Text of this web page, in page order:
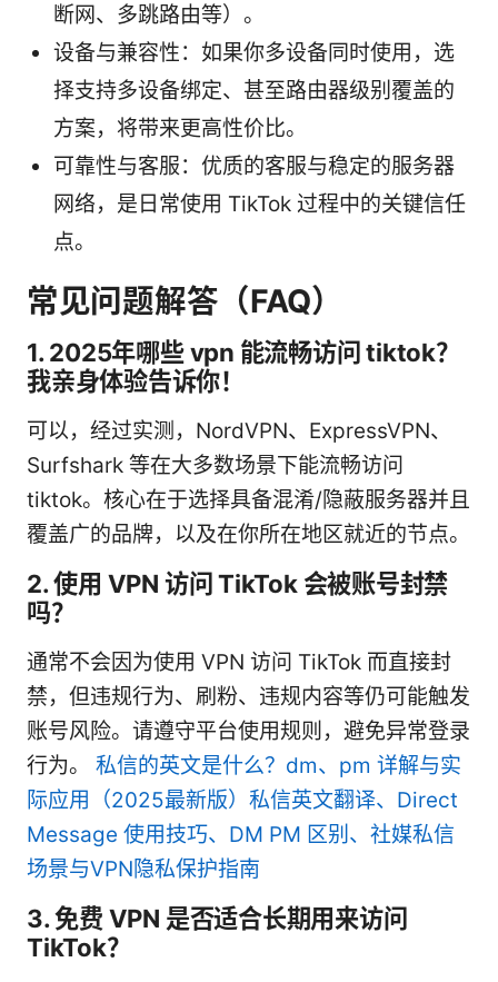
断网、多跳路由等）。
设备与兼容性：如果你多设备同时使用，选
择支持多设备绑定、甚至路由器级别覆盖的
方案，将带来更高性价比。
可靠性与客服：优质的客服与稳定的服务器
网络，是日常使用 TikTok 过程中的关键信任
点。
常见问题解答（FAQ）
1. 2025年哪些 vpn 能流畅访问 tiktok？
我亲身体验告诉你！
可以，经过实测，NordVPN、ExpressVPN、
Surfshark 等在大多数场景下能流畅访问
tiktok。核心在于选择具备混淆/隐蔽服务器并且
覆盖广的品牌，以及在你所在地区就近的节点。
2. 使用 VPN 访问 TikTok 会被账号封禁
吗？
通常不会因为使用 VPN 访问 TikTok 而直接封
禁，但违规行为、刷粉、违规内容等仍可能触发
账号风险。请遵守平台使用规则，避免异常登录
行为。 私信的英文是什么？dm、pm 详解与实
际应用（2025最新版）私信英文翻译、Direct
Message 使用技巧、DM PM 区别、社媒私信
场景与VPN隐私保护指南
3. 免费 VPN 是否适合长期用来访问
TikTok？